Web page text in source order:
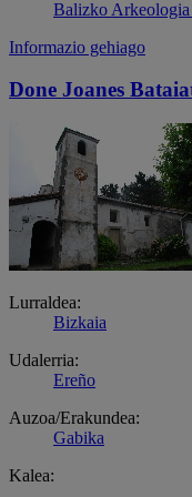
Balizko Arkeologia
Informazio gehiago
Done Joanes
Lurraldea:
Bizkaia
Udalerria:
Ereño
Auzoa/Erakundea:
Gabika
Kalea: